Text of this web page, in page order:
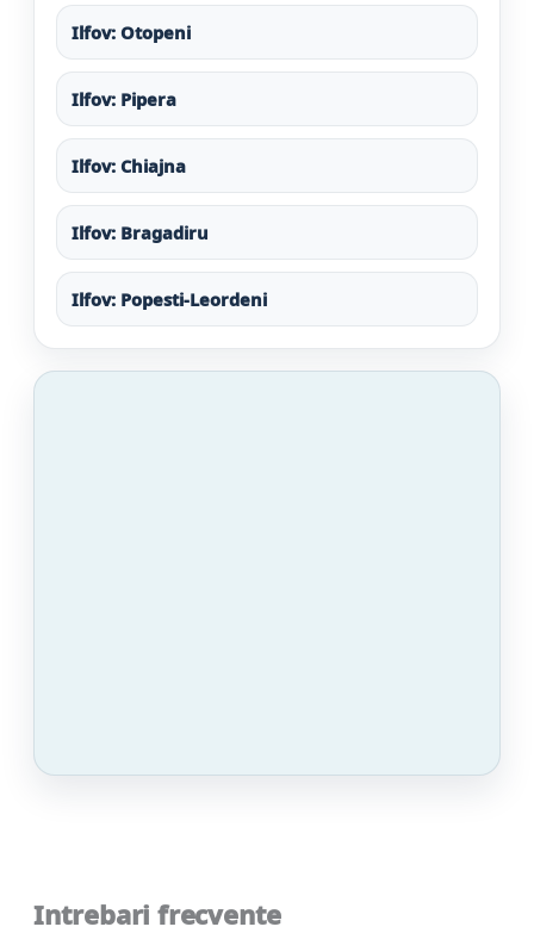
Ilfov: Otopeni
Ilfov: Pipera
Ilfov: Chiajna
Ilfov: Bragadiru
Ilfov: Popesti-Leordeni
Intrebari frecvente